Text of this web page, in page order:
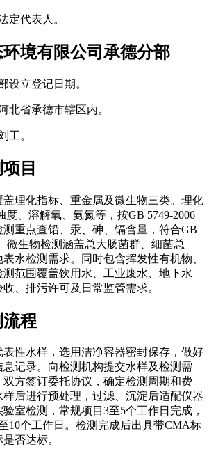
定代表人。
境有限公司承德分部
设立登记日期。
北省承德市辖区内。
工。
目
理化指标、重金属及微生物三类。理化
度、溶解氧、氨氮等，按GB 5749-2006
重点查铅、汞、砷、镉含量，符合GB
微生物检测涵盖总大肠菌群、细菌总
水检测需求。同时包含挥发性有机物、
范围覆盖饮用水、工业废水、地下水
、排污许可及日常监管需求。
程
性水样，选用洁净容器密封保存，做好
记录。向检测机构提交水样及检测需
方签订委托协议，确定检测周期和费
后进行预处理，过滤、沉淀后适配仪器
室检测，常规项目3至5个工作日完成，
10个工作日。检测完成后出具带CMA标
否达标。